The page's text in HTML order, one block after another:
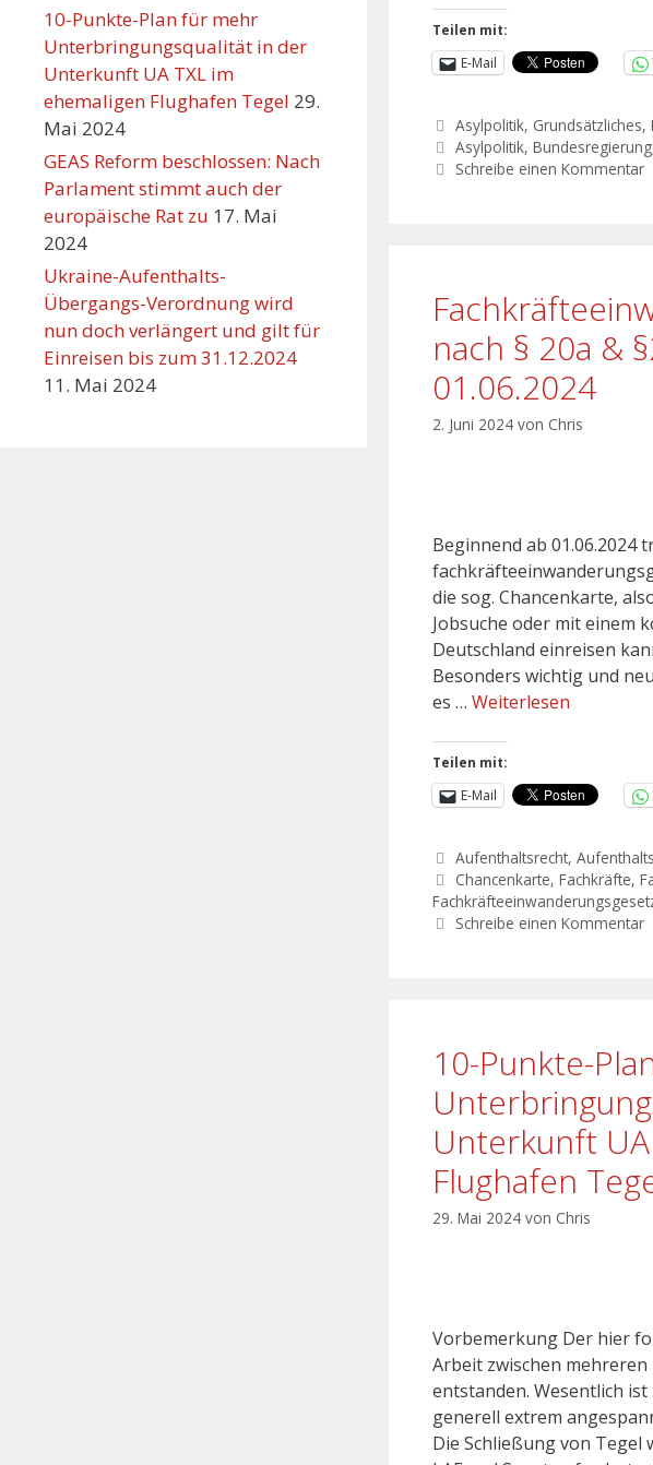
Teilen mit:
E-Mail
Asylpolitik, Grundsätzliches,
Asylpolitik,Bundesregierung
Schreibe einen Kommentar
nach § 20a &
01.06.2024
2. Juni 2024 von Chris
Beginnend ab
die sog. Chancenkarte,
Jobsuche oder mit einem
Deutschland einreisen
Besonders wichtig und
es … Weiterlesen
Teilen mit:
E-Mail
Aufenthaltsrecht,
Chancenkarte,Fachkräfte,
Schreibe einen Kommentar
10-Punkte-
Unterkunft
Flughafen
29. Mai 2024 von Chris
Vorbemerkung Der hier
Arbeit zwischen
entstanden. Wesentlich
generell extrem
Die Schließung von Tegel
10-Punkte-Plan für mehr
Unterbringungsqualität in der
Unterkunft UA TXL im
ehemaligen Flughafen Tegel 29.
Mai 2024
GEAS Reform beschlossen: Nach
Parlament stimmt auch der
europäische Rat zu 17. Mai
2024
Ukraine-Aufenthalts-
Übergangs-Verordnung wird
nun doch verlängert und gilt für
Einreisen bis zum 31.12.2024
11. Mai 2024